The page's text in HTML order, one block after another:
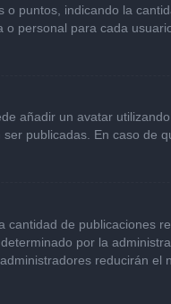
puntos, indicando la
personal para cada
añadir un avatar
publicadas. En caso de
de publicaciones
por la
reducirán